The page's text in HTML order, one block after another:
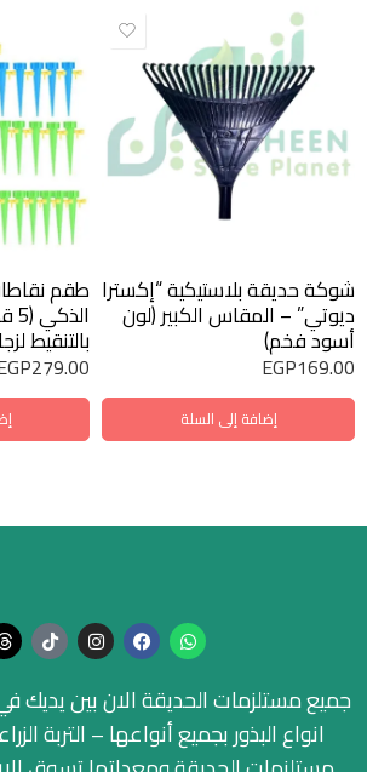
شوكة حديقة بلاستيكية “إكسترا
ديوتي” – المقاس الكبير (لون
أسود فخم)
EGP169.00
إضافة إلى السلة
طقم
بالتنقيط
279.00
جميع مستلزمات الحديقة الان بين
انواع البذور بجميع أنواعها – التربة